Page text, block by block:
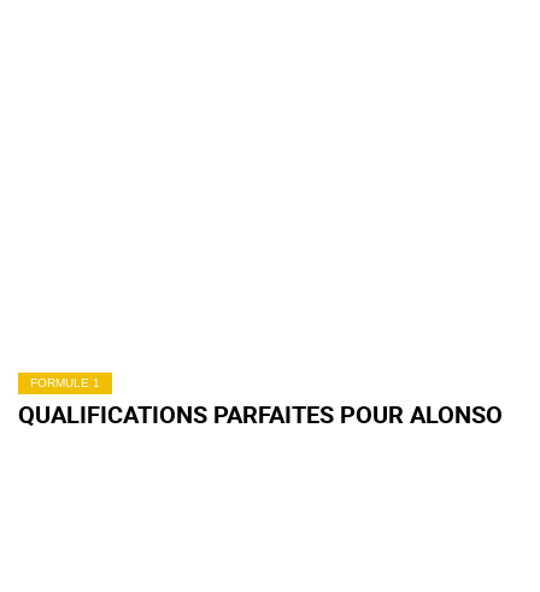
FORMULE 1
QUALIFICATIONS PARFAITES POUR ALONSO